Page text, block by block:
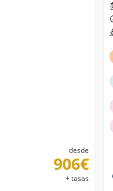
desde
906€
+ tasas